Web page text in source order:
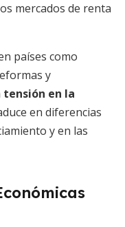
mercados de renta
países como
y
tensión en la
en diferencias
y en las